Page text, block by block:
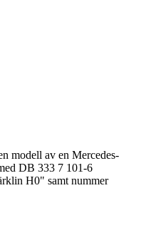
modell av en Mercedes-
DB 333 7 101-6
H0" samt nummer